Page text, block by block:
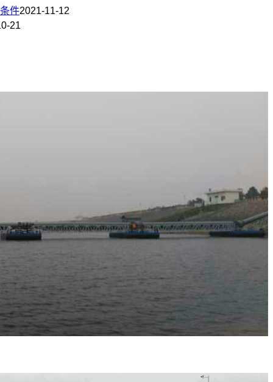
件2021-11-12
21